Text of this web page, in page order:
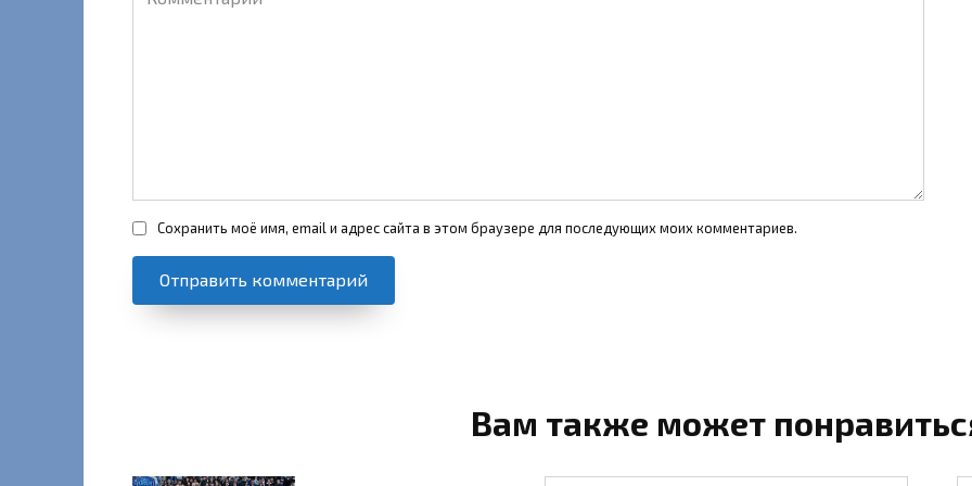
Сохранить моё имя, email и адрес сайта в этом браузере для последующих моих комментариев.
Вам также может